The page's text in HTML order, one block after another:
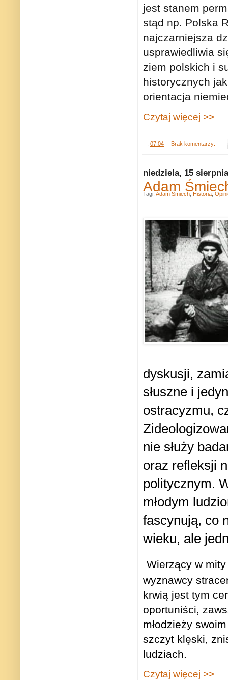
jest stanem
stąd np. Polska
najczarniejsza
usprawiedliwia
ziem polskich i
historycznych
orientacja
Czytaj więcej >>
07:04 Brak komentarzy:
niedziela, 15
Adam
dyskusji,
słuszne i
ostracyzmu,
nie służy
oraz refleksji
politycznym.
młodym
fascynują, co
wieku, ale
Wierzący w
wyznawcy
krwią jest tym
oportuniści,
młodzieży
szczyt klęski,
ludziach.
Czytaj więcej >>
Tagi: Adam Śmiech Historia